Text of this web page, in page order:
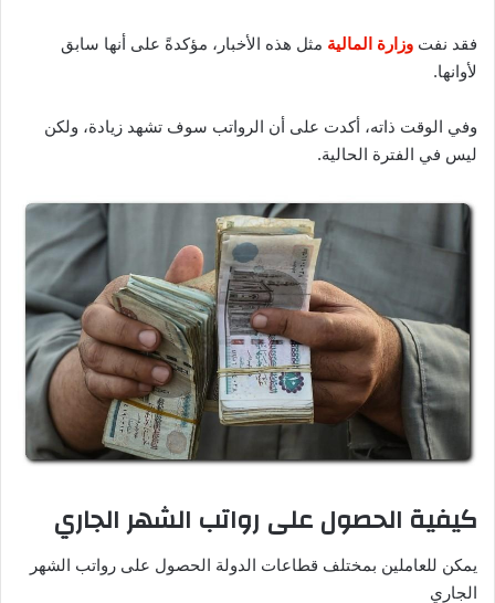
فقد نفت وزارة المالية مثل هذه الأخبار، مؤكدةً على أنها سابق
لأوانها.
وفي الوقت ذاته، أكدت على أن الرواتب سوف تشهد زيادة، ولكن
ليس في الفترة الحالية.
كيفية الحصول على رواتب الشهر الجاري
يمكن للعاملين بمختلف قطاعات الدولة الحصول على رواتب الشهر
الجاري